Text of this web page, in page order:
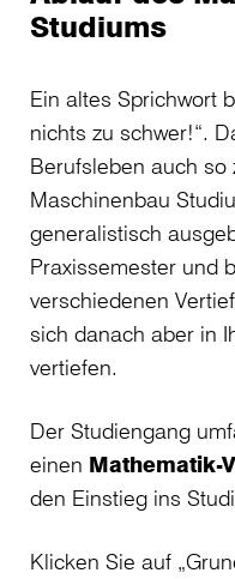
Studiums
Ein altes Sprichwort
nichts zu schwer!“.
Berufsleben auch so
Maschinenbau
generalistisch
Praxissemester und
verschiedenen
sich danach aber in
vertiefen.
Der Studiengang
einen Mathematik-
den Einstieg ins
Klicken Sie auf